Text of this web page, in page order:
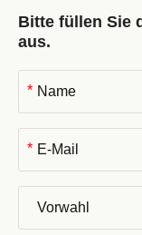
Bitte füllen Sie
aus.
*
*